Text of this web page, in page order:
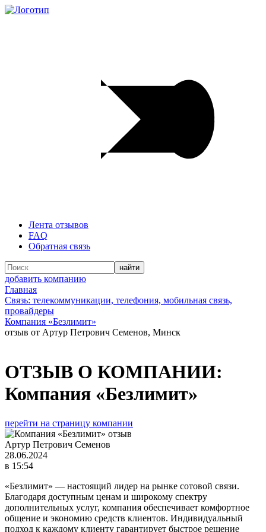
Лента отзывов
FAQ
Обратная связь
добавить компанию
Главная
Связь: телекоммуникации, телефония, мобильная связь,
провайдеры
Компания «Безлимит»
отзыв от Артур Петрович Семенов, Минск
ОТЗЫВ О КОМПАНИИ:
Компания «Безлимит»
перейти на страницу компании
Артур Петрович Семенов
28.06.2024
в 15:54
«Безлимит» — настоящий лидер на рынке сотовой связи.
Благодаря доступным ценам и широкому спектру
дополнительных услуг, компания обеспечивает комфортное
общение и экономию средств клиентов. Индивидуальный
подход к каждому клиенту гарантирует быстрое решение